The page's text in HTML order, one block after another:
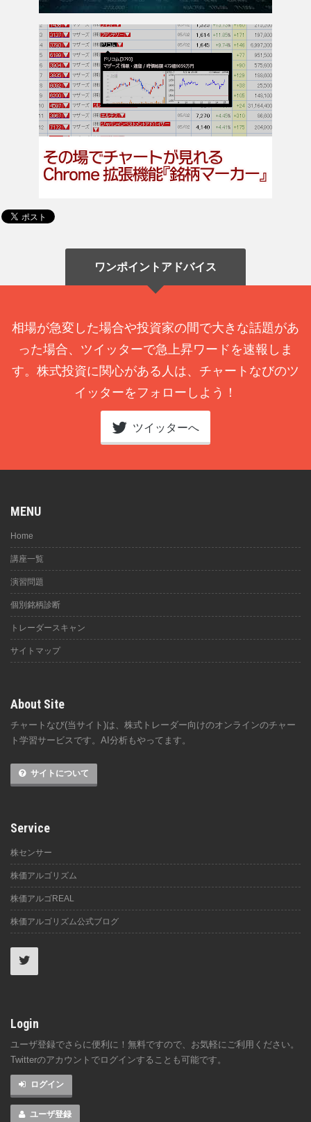
ワンポイントアドバイス
相場が急変した場合や投資家の間で大きな話題があ
った場合、ツイッターで急上昇ワードを速報しま
す。株式投資に関心がある人は、チャートなびのツ
イッターをフォローしよう！
ツイッターへ
MENU
Home
講座一覧
演習問題
個別銘柄診断
トレーダースキャン
サイトマップ
About Site
チャートなび(当サイト)は、株式トレーダー向けのオンラインのチャー
ト学習サービスです。AI分析もやってます。
サイトについて
Service
株センサー
株価アルゴリズム
株価アルゴREAL
株価アルゴリズム公式ブログ
Login
ユーザ登録でさらに便利に！無料ですので、お気軽にご利用ください。
Twitterのアカウントでログインすることも可能です。
ログイン
ユーザ登録